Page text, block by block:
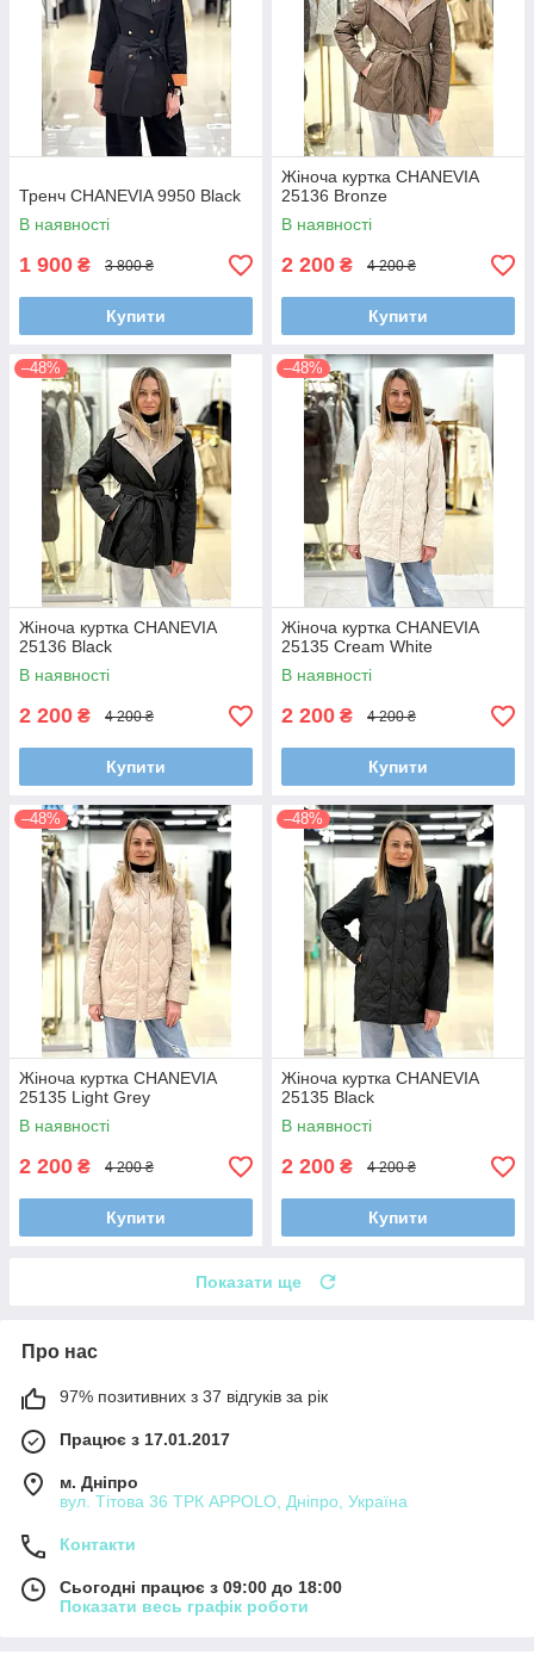
Тренч CHANEVIA 9950 Black
В наявності
1 900 ₴ 3 800 ₴
Купити
Жіноча куртка CHANEVIA
25136 Bronze
В наявності
2 200 ₴ 4 200 ₴
Купити
–48%
Жіноча куртка CHANEVIA
25136 Black
В наявності
2 200 ₴ 4 200 ₴
Купити
–48%
Жіноча куртка CHANEVIA
25135 Cream White
В наявності
2 200 ₴ 4 200 ₴
Купити
–48%
Жіноча куртка CHANEVIA
25135 Light Grey
В наявності
2 200 ₴ 4 200 ₴
Купити
–48%
Жіноча куртка CHANEVIA
25135 Black
В наявності
2 200 ₴ 4 200 ₴
Купити
Показати ще
Про нас
97% позитивних з 37 відгуків за рік
Працює з 17.01.2017
м. Дніпро
вул. Тітова 36 ТРК APPOLO, Дніпро, Україна
Контакти
Сьогодні працює з 09:00 до 18:00
Показати весь графік роботи